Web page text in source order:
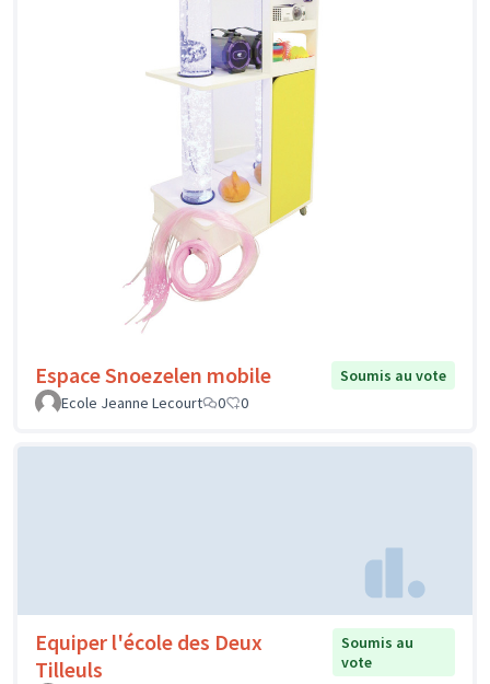
Espace Snoezelen mobile
Soumis au vote
Ecole Jeanne Lecourt
0 0
Equiper l'école des Deux
Tilleuls
Soumis au
vote